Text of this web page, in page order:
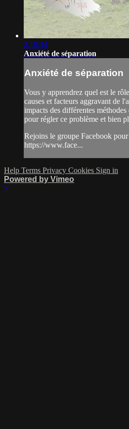
2:10:34
Anxiété de séparation
Anxiété de séparation
Vous y apprendrez quel est le
causes et facteurs aggravant de
impacts des différentes
pour régler ce problème et bien
Rejoins le groupe Facebook pour
https://www.face...
Help Terms Privacy Cookies Sign in
Powered by Vimeo
×